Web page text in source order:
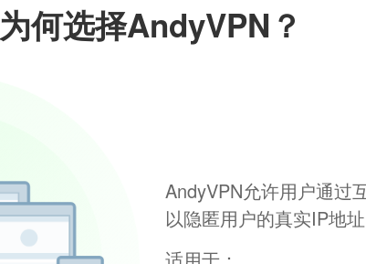
为何选择AndyVPN？
AndyVPN允许用户通过
以隐匿用户的真实IP地